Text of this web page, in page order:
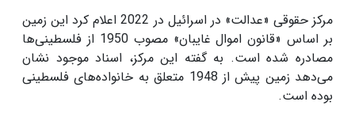
مرکز حقوقی «عدالت» در اسرائیل در 2022 اعلام کرد این زمین
بر اساس «قانون اموال غایبان» مصوب 1950 از فلسطینی‌ها
مصادره شده است. به گفته این مرکز، اسناد موجود نشان
می‌دهد زمین پیش از 1948 متعلق به خانواده‌های فلسطینی
بوده است.